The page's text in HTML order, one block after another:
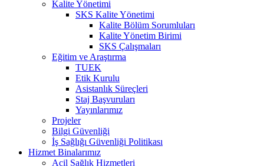
Kalite Yönetimi
SKS Kalite Yönetimi
Kalite Bölüm Sorumluları
Kalite Yönetim Birimi
SKS Çalışmaları
Eğitim ve Araştırma
TUEK
Etik Kurulu
Asistanlık Süreçleri
Staj Başvuruları
Yayınlarımız
Projeler
Bilgi Güvenliği
İş Sağlığı Güvenliği Politikası
Hizmet Binalarımız
Acil Sağlık Hizmetleri